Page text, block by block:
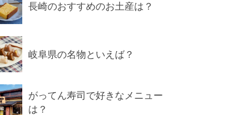
長崎のおすすめのお土産は？
岐阜県の名物といえば？
がってん寿司で好きなメニュー
は？